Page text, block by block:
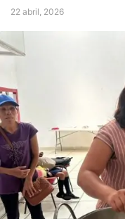
22 abril, 2026